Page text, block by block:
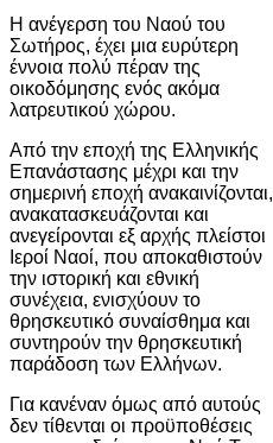
Η ανέγερση του Ναού του
Σωτήρος, έχει μια ευρύτερη
έννοια πολύ πέραν της
οικοδόμησης ενός ακόμα
λατρευτικού χώρου.
Από την εποχή της Ελληνικής
Επανάστασης μέχρι και την
σημερινή εποχή ανακαινίζονται,
ανακατασκευάζονται και
ανεγείρονται εξ αρχής πλείστοι
Ιεροί Ναοί, που αποκαθιστούν
την ιστορική και εθνική
συνέχεια, ενισχύουν το
θρησκευτικό συναίσθημα και
συντηρούν την θρησκευτική
παράδοση των Ελλήνων.
Για κανέναν όμως από αυτούς
δεν τίθενται οι προϋποθέσεις